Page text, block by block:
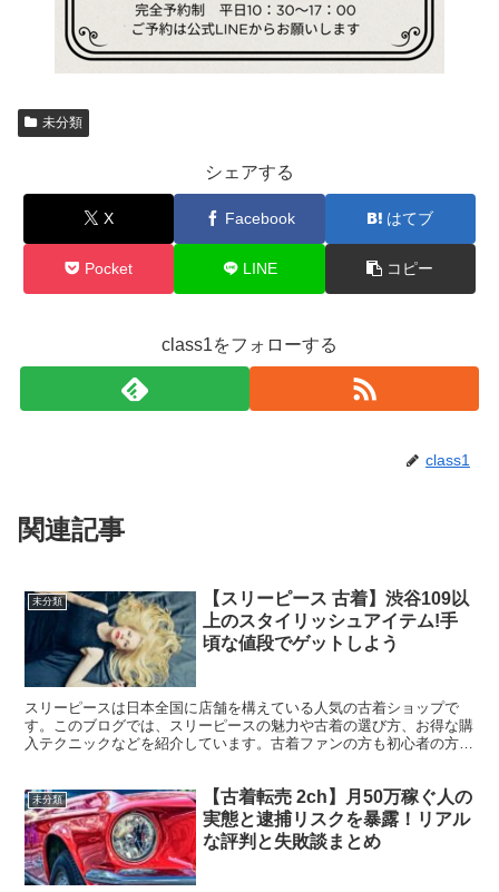
未分類
シェアする
X Facebook はてブ
Pocket LINE コピー
class1をフォローする
class1
関連記事
未分類
【スリーピース 古着】渋谷109以
上のスタイリッシュアイテム!手
頃な値段でゲットしよう
スリーピースは日本全国に店舗を構えている人気の古着ショップで
す。このブログでは、スリーピースの魅力や古着の選び方、お得な購
入テクニックなどを紹介しています。古着ファンの方も初心者の方
未分類
【古着転売 2ch】月50万稼ぐ人の
実態と逮捕リスクを暴露！リアル
な評判と失敗談まとめ